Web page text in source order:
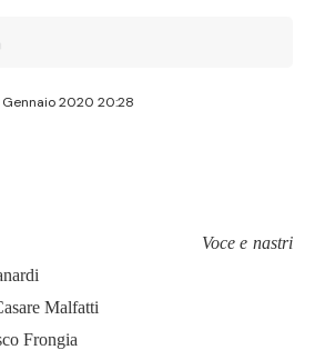
2020 20:28
Voce e nastri
Malfatti
Frongia